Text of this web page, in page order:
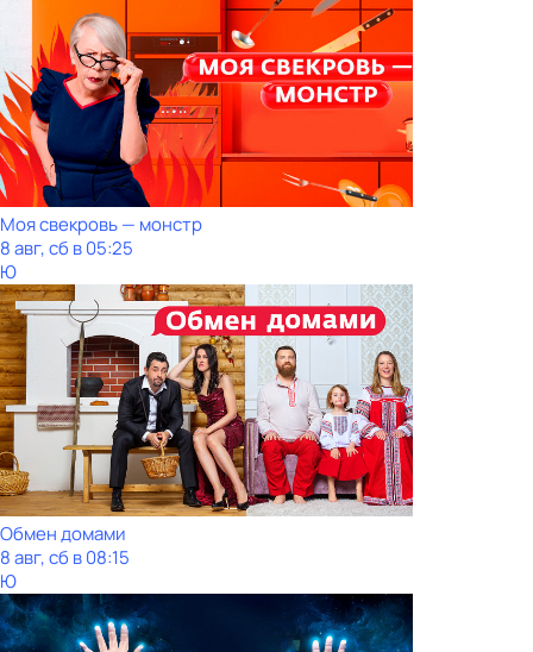
Моя свекровь — монстр
8 авг, сб в 05:25
Ю
Обмен домами
8 авг, сб в 08:15
Ю